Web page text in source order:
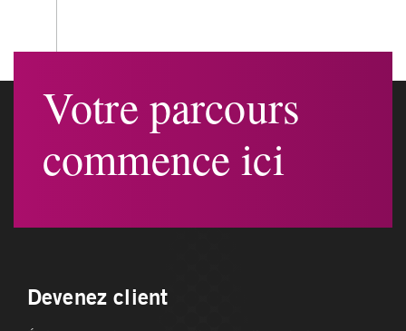
Votre parcours
commence ici
Devenez client